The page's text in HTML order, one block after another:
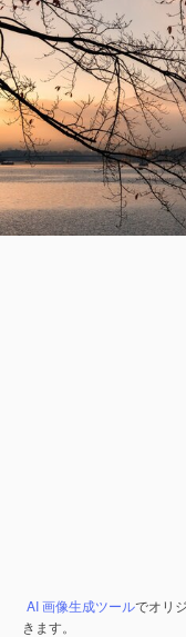
AI 画像生成ツールでオリ
きます。